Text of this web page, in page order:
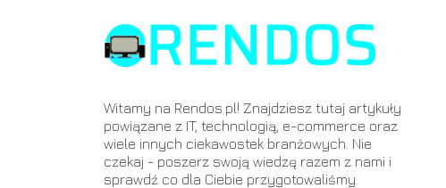
Witamy na Rendos.pl! Znajdziesz tutaj artykuły
powiązane z IT, technologią, e-commerce oraz
wiele innych ciekawostek branżowych. Nie
czekaj - poszerz swoją wiedzę razem z nami i
sprawdź co dla Ciebie przygotowaliśmy.